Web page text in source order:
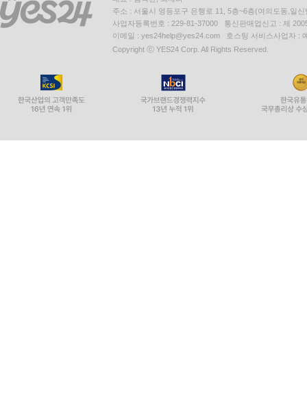
주소 : 서울시 영등포구 은행로 11, 5층~6층(여의도동,일신
사업자등록번호 : 229-81-37000 통신판매업신고 : 제
이메일 : yes24help@yes24.com 호스팅 서비스사업자 :
Copyright ⓒ YES24 Corp. All Rights Reserved.